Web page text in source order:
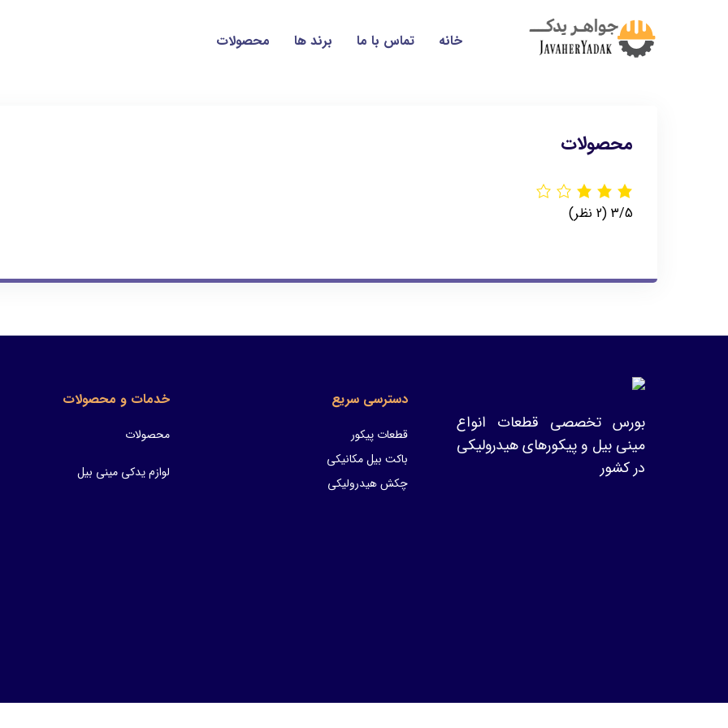
خانه تماس با ما برند ها محصولات
محصولات
‫3/5
بورس تخصصی قطعات انواع
مینی بیل و پیکورهای هیدرولیکی
در کشور
دسترسی سریع
قطعات پیکور
باکت بیل مکانیکی
چکش هیدرولیکی
خدمات و محصولات
محصولات
لوازم یدکی مینی بیل